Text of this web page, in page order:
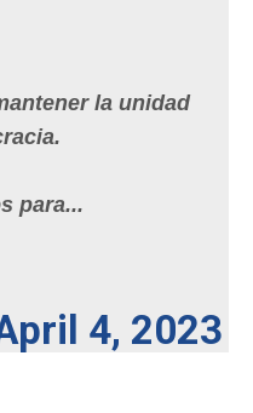
la unidad
para...
4, 2023